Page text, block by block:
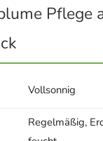
Pflege
Vollsonnig
Regelmäßig,